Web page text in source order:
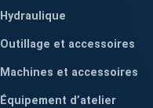
Hydraulique
Outillage et accessoires
Machines et accessoires
Équipement d’atelier